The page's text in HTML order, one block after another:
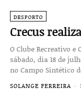
DESPORTO
Crecus
O Clube Recreativo
sábado, dia 18 de
no Campo Sintético
SOLANGE FERREIRA -